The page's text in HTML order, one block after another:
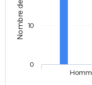
0
10